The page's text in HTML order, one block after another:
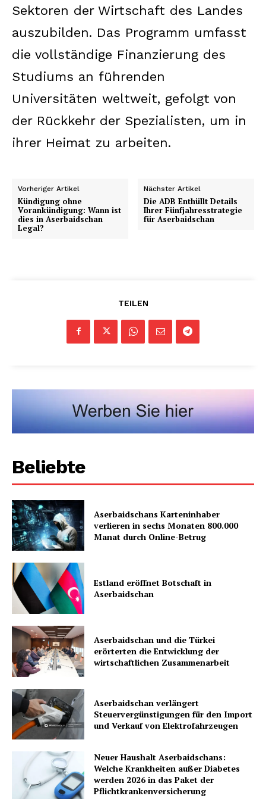
Sektoren der Wirtschaft des Landes
auszubilden. Das Programm umfasst
die vollständige Finanzierung des
Studiums an führenden
Universitäten weltweit, gefolgt von
der Rückkehr der Spezialisten, um in
ihrer Heimat zu arbeiten.
Vorheriger Artikel
Kündigung ohne
Vorankündigung: Wann ist
dies in Aserbaidschan
Legal?
Nächster Artikel
Die ADB Enthüllt Details
Ihrer Fünfjahresstrategie
für Aserbaidschan
TEILEN
Beliebte
Aserbaidschans Karteninhaber
verlieren in sechs Monaten 800.000
Manat durch Online-Betrug
Estland eröffnet Botschaft in
Aserbaidschan
Aserbaidschan und die Türkei
erörterten die Entwicklung der
wirtschaftlichen Zusammenarbeit
Aserbaidschan verlängert
Steuervergünstigungen für den Import
und Verkauf von Elektrofahrzeugen
Neuer Haushalt Aserbaidschans:
Welche Krankheiten außer Diabetes
werden 2026 in das Paket der
Pflichtkrankenversicherung